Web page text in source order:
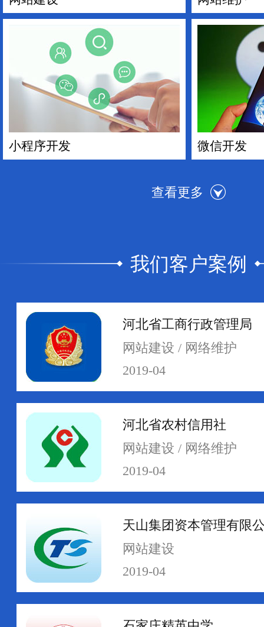
小程序开发 微信开发
网络运维 网络安全
我们客户案例
河北省工商行政管理局
网站建设 / 网络维护
2019-04
河北省农村信用社
网站建设 / 网络维护
2019-04
天山集团资本管理有限
网站建设
2019-04